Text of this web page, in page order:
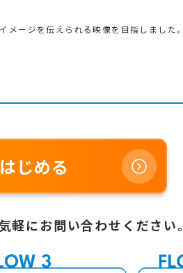
ージを伝えられる映像を目指しました。
じめる
軽にお問い合わせください。